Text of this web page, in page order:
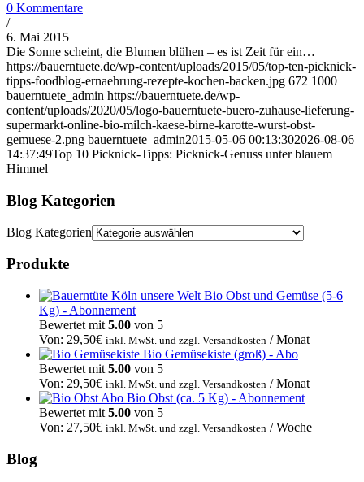
0 Kommentare
/
6. Mai 2015
Die Sonne scheint, die Blumen blühen – es ist Zeit für ein…
https://bauerntuete.de/wp-content/uploads/2015/05/top-ten-picknick-
tipps-foodblog-ernaehrung-rezepte-kochen-backen.jpg 672 1000
bauerntuete_admin https://bauerntuete.de/wp-
content/uploads/2020/05/logo-bauerntuete-buero-zuhause-lieferung-
supermarkt-online-bio-milch-kaese-birne-karotte-wurst-obst-
gemuese-2.png bauerntuete_admin2015-05-06 00:13:302026-08-06
14:37:49Top 10 Picknick-Tipps: Picknick-Genuss unter blauem
Himmel
Blog Kategorien
Blog Kategorien
Produkte
Bio Obst und Gemüse (5-6
Kg) - Abonnement
Bewertet mit 5.00 von 5
Von: 29,50€ inkl. MwSt. und zzgl. Versandkosten / Monat
Bio Gemüsekiste (groß) - Abo
Bewertet mit 5.00 von 5
Von: 29,50€ inkl. MwSt. und zzgl. Versandkosten / Monat
Bio Obst (ca. 5 Kg) - Abonnement
Bewertet mit 5.00 von 5
Von: 27,50€ inkl. MwSt. und zzgl. Versandkosten / Woche
Blog